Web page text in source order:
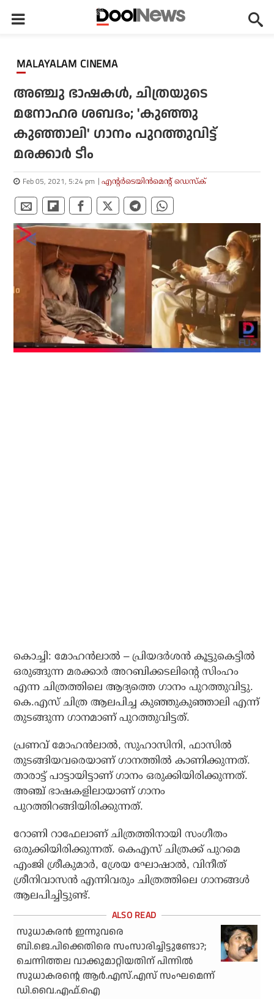
MALAYALAM CINEMA
അഞ്ചു ഭാഷകള്‍, ചിത്രയുടെ
മനോഹര ശബദം; 'കുഞ്ഞു
കുഞ്ഞാലി' ഗാനം പുറത്തുവിട്ട്
മരക്കാര്‍ ടീം
Feb 05, 2021, 5:24 pm എന്റര്‍ടെയിന്‍മെന്റ് ഡെസ്‌ക്
കൊച്ചി: മോഹന്‍ലാല്‍ – പ്രിയദര്‍ശന്‍ കൂട്ടുകെട്ടില്‍
ഒരുങ്ങുന്ന മരക്കാര്‍ അറബിക്കടലിന്റെ സിംഹം
എന്ന ചിത്രത്തിലെ ആദ്യത്തെ ഗാനം പുറത്തുവിട്ടു.
കെ.എസ് ചിത്ര ആലപിച്ച കുഞ്ഞുകുഞ്ഞാലി എന്ന്
തുടങ്ങുന്ന ഗാനമാണ് പുറത്തുവിട്ടത്.
പ്രണവ് മോഹന്‍ലാല്‍, സുഹാസിനി, ഫാസില്‍
തുടങ്ങിയവരെയാണ് ഗാനത്തില്‍ കാണിക്കുന്നത്.
താരാട്ട് പാട്ടായിട്ടാണ് ഗാനം ഒരുക്കിയിരിക്കുന്നത്.
അഞ്ച് ഭാഷകളിലായാണ് ഗാനം
പുറത്തിറങ്ങിയിരിക്കുന്നത്.
റോണി റാഫേലാണ് ചിത്രത്തിനായി സംഗീതം
ഒരുക്കിയിരിക്കുന്നത്. കെഎസ് ചിത്രക്ക് പുറമെ
എംജി ശ്രീകുമാര്‍, ശ്രേയ ഘോഷാല്‍, വിനീത്
ശ്രീനിവാസന്‍ എന്നിവരും ചിത്രത്തിലെ ഗാനങ്ങള്‍
ആലപിച്ചിട്ടുണ്ട്.
സുധാകരന്‍ ഇന്നുവരെ
ബി.ജെ.പിക്കെതിരെ സംസാരിച്ചിട്ടുണ്ടോ?;
ചെന്നിത്തല വാക്കുമാറ്റിയതിന് പിന്നില്‍
സുധാകരന്റെ ആര്‍.എസ്.എസ് സംഘമെന്ന്
ഡി.വൈ.എഫ്.ഐ